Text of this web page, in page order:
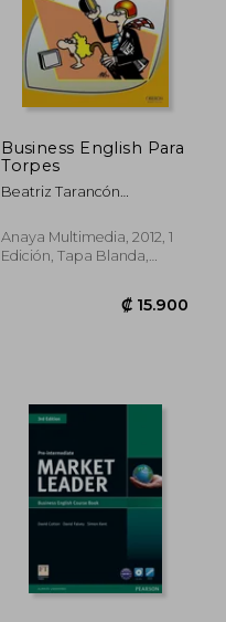
₡
Business English Para
Torpes
Beatriz Tarancón
Cabrerizo,Mari Cruz Dulce
Bermejo
Anaya Multimedia, 2012, 1
Edición, Tapa Blanda,